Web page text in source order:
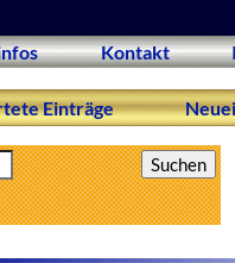
Kontakt
Einträge